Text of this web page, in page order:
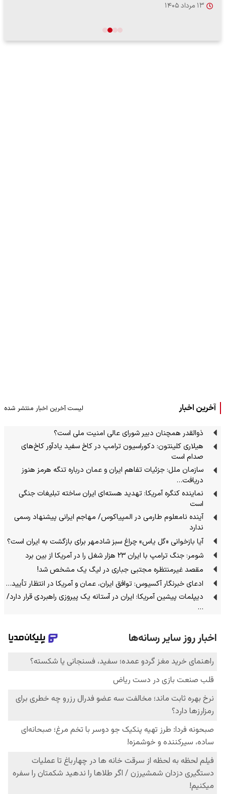
۱۳ مرداد ۱۴۰۵
آخرین اخبار لیست آخرین اخبار منتشر شده
ذوالقدر همچنان دبیر شورای ‌عالی امنیت ملی است؟
هیلاری کلینتون: دکوراسیون ترامپ در کاخ سفید یادآور کاخ‌های
صدام است
سازمان ملل: جزئیات تفاهم ایران و عمان درباره تنگه هرمز هنوز
دریافت…
نماینده کنگره آمریکا: تهدید هسته‌ای ایران ساخته تبلیغات جنگی
است
آینده نامعلوم طارمی در المپیاکوس/ مهاجم ایرانی پیشنهاد رسمی
ندارد
آیا بازخوانی «گل یاس» چراغ سبز شادمهر برای بازگشت به ایران است؟
شومر: جنگ ترامپ با ایران ۲۳ هزار شغل را در آمریکا از بین برد
مقصد غیرمنتظره مجتبی جباری در لیگ یک مشخص شد!
ادعای خبرنگار آکسیوس: توافق ایران، عمان و آمریکا در انتظار تأیید…
دیپلمات پیشین آمریکا: ایران در آستانه یک پیروزی راهبردی قرار دارد/
…